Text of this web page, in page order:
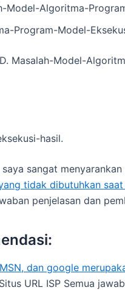
Model-Algoritma-
Program-Model-
Masalah-Model-
hasil.
saya sangat
tidak dibutuhkan
penjelasan dan
dan google
URL ISP Semua